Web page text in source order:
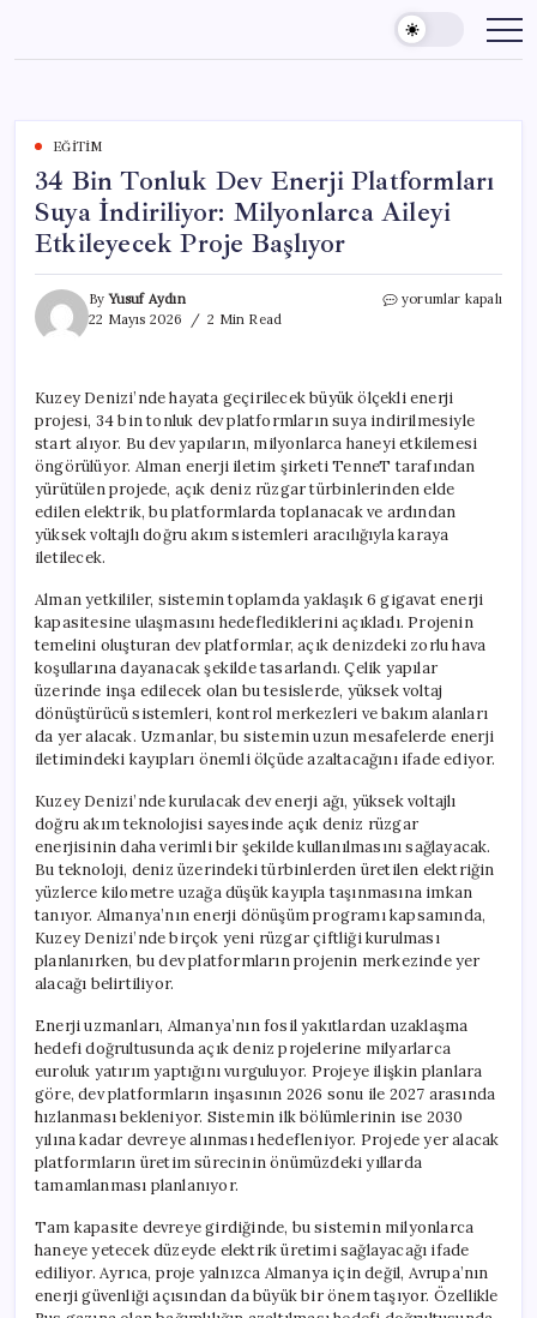
content
EĞITIM
34 Bin Tonluk Dev Enerji Platformları
Suya İndiriliyor: Milyonlarca Aileyi
Etkileyecek Proje Başlıyor
ByYusuf Aydın
22 Mayıs 2026
2 Min Read
34
Platformları
Suya
İndiriliyor:
Milyonlarca
Aileyi
Etkileyecek
Proje
Başlıyor
yorumlar kapalı
Kuzey Denizi’nde hayata geçirilecek büyük ölçekli enerji
projesi, 34 bin tonluk dev platformların suya indirilmesiyle
start alıyor. Bu dev yapıların, milyonlarca haneyi etkilemesi
öngörülüyor. Alman enerji iletim şirketi TenneT tarafından
yürütülen projede, açık deniz rüzgar türbinlerinden elde
edilen elektrik, bu platformlarda toplanacak ve ardından
yüksek voltajlı doğru akım sistemleri aracılığıyla karaya
iletilecek.
Alman yetkililer, sistemin toplamda yaklaşık 6 gigavat enerji
kapasitesine ulaşmasını hedeflediklerini açıkladı. Projenin
temelini oluşturan dev platformlar, açık denizdeki zorlu hava
koşullarına dayanacak şekilde tasarlandı. Çelik yapılar
üzerinde inşa edilecek olan bu tesislerde, yüksek voltaj
dönüştürücü sistemleri, kontrol merkezleri ve bakım alanları
da yer alacak. Uzmanlar, bu sistemin uzun mesafelerde enerji
iletimindeki kayıpları önemli ölçüde azaltacağını ifade ediyor.
Kuzey Denizi’nde kurulacak dev enerji ağı, yüksek voltajlı
doğru akım teknolojisi sayesinde açık deniz rüzgar
enerjisinin daha verimli bir şekilde kullanılmasını sağlayacak.
Bu teknoloji, deniz üzerindeki türbinlerden üretilen elektriğin
yüzlerce kilometre uzağa düşük kayıpla taşınmasına imkan
tanıyor. Almanya’nın enerji dönüşüm programı kapsamında,
Kuzey Denizi’nde birçok yeni rüzgar çiftliği kurulması
planlanırken, bu dev platformların projenin merkezinde yer
alacağı belirtiliyor.
Enerji uzmanları, Almanya’nın fosil yakıtlardan uzaklaşma
hedefi doğrultusunda açık deniz projelerine milyarlarca
euroluk yatırım yaptığını vurguluyor. Projeye ilişkin planlara
göre, dev platformların inşasının 2026 sonu ile 2027 arasında
hızlanması bekleniyor. Sistemin ilk bölümlerinin ise 2030
yılına kadar devreye alınması hedefleniyor. Projede yer alacak
platformların üretim sürecinin önümüzdeki yıllarda
tamamlanması planlanıyor.
Tam kapasite devreye girdiğinde, bu sistemin milyonlarca
haneye yetecek düzeyde elektrik üretimi sağlayacağı ifade
ediliyor. Ayrıca, proje yalnızca Almanya için değil, Avrupa’nın
enerji güvenliği açısından da büyük bir önem taşıyor. Özellikle